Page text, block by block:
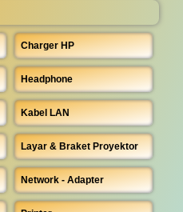
Charger HP
Headphone
Kabel LAN
Layar & Braket Proyektor
Network - Adapter